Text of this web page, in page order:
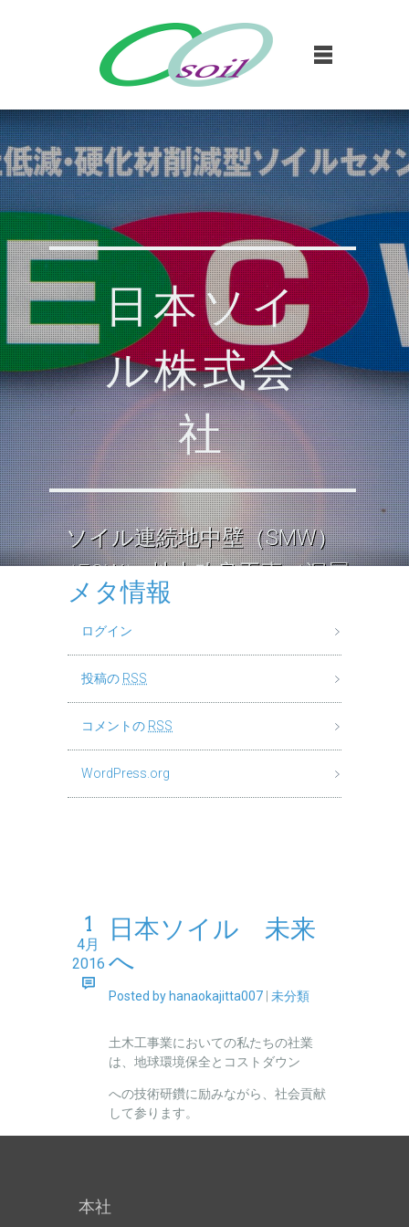
日本ソイ
ル株式会
社
ソイル連続地中壁（SMW）
（ECW） 地中改良工事（深層
混合処理工法） ロックソイル
メタ情報
ログイン
投稿の RSS
コメントの RSS
WordPress.org
1
4月
2016
日本ソイル 未来
へ
Posted by hanaokajitta007 未分類
土木工事業においての私たちの社業
は、地球環境保全とコストダウン
への技術研鑽に励みながら、社会貢献
して参ります。
本社